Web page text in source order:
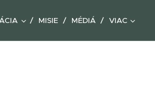
MISIE MÉDIÁ VIAC